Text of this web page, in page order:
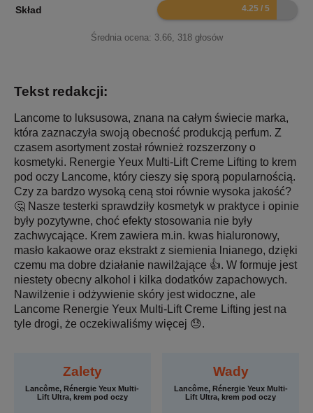
Skład 8.5
Średnia ocena: 3.66, 318głosów
Tekst redakcji:
Lancome to luksusowa, znana na całym świecie marka,
która zaznaczyła swoją obecność produkcją perfum. Z
czasem asortyment został również rozszerzony o
kosmetyki. Renergie Yeux Multi-Lift Creme Lifting to krem
pod oczy Lancome, który cieszy się sporą popularnością.
Czy za bardzo wysoką ceną stoi równie wysoka jakość?
🤔 Nasze testerki sprawdziły kosmetyk w praktyce i opinie
były pozytywne, choć efekty stosowania nie były
zachwycające. Krem zawiera m.in. kwas hialuronowy,
masło kakaowe oraz ekstrakt z siemienia lnianego, dzięki
czemu ma dobre działanie nawilżające 👍. W formuje jest
niestety obecny alkohol i kilka dodatków zapachowych.
Nawilżenie i odżywienie skóry jest widoczne, ale
Lancome Renergie Yeux Multi-Lift Creme Lifting jest na
tyle drogi, że oczekiwaliśmy więcej 😓.
Zalety
Lancôme, Rénergie Yeux Multi-
Lift Ultra, krem pod oczy
Wady
Lancôme, Rénergie Yeux Multi-
Lift Ultra, krem pod oczy